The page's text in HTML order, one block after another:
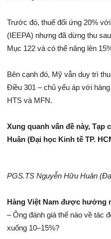
Trước đó, thuế đối ứng 20%
(IEEPA) nhưng đã dừng thu
Mục 122 và có thể nâng lên
Bên cạnh đó, Mỹ vẫn duy trì
Điều 301 – chủ yếu áp với
HTS và MFN.
Xung quanh vấn đề này,
Huân (Đại học Kinh tế TP.
PGS.TS Nguyễn Hữu Huân
Hàng Việt Nam được hưởng
– Ông đánh giá thế nào về tác
xuống 10–15%?